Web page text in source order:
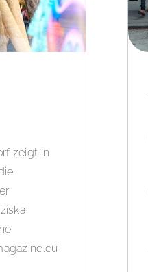
zeigt in